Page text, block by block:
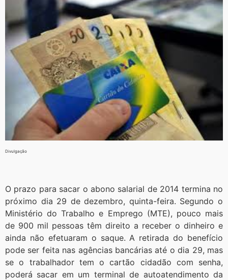
Divulgação
O prazo para sacar o abono salarial de 2014 termina no
próximo dia 29 de dezembro, quinta-feira. Segundo o
Ministério do Trabalho e Emprego (MTE), pouco mais
de 900 mil pessoas têm direito a receber o dinheiro e
ainda não efetuaram o saque. A retirada do benefício
pode ser feita nas agências bancárias até o dia 29, mas
se o trabalhador tem o cartão cidadão com senha,
poderá sacar em um terminal de autoatendimento da